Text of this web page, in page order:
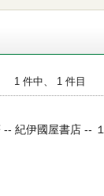
1 件中、 1 件目
紀伊國屋書店 --